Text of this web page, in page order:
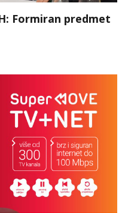
Formiran predmet